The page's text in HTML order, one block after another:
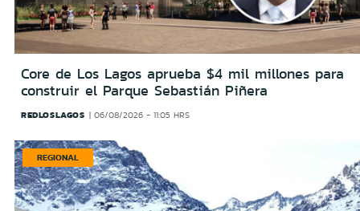
Core de Los Lagos aprueba $4 mil millones para
construir el Parque Sebastián Piñera
REDLOSLAGOS 06/08/2026 - 11:05 HRS
REGIONAL